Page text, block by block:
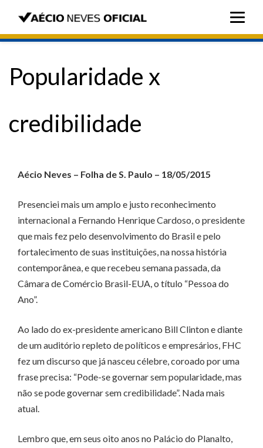
Popularidade x
credibilidade
Aécio Neves – Folha de S. Paulo – 18/05/2015
Presenciei mais um amplo e justo reconhecimento
internacional a Fernando Henrique Cardoso, o presidente
que mais fez pelo desenvolvimento do Brasil e pelo
fortalecimento de suas instituições, na nossa história
contemporânea, e que recebeu semana passada, da
Câmara de Comércio Brasil-EUA, o título “Pessoa do
Ano”.
Ao lado do ex-presidente americano Bill Clinton e diante
de um auditório repleto de políticos e empresários, FHC
fez um discurso que já nasceu célebre, coroado por uma
frase precisa: “Pode-se governar sem popularidade, mas
não se pode governar sem credibilidade”. Nada mais
atual.
Lembro que, em seus oito anos no Palácio do Planalto,